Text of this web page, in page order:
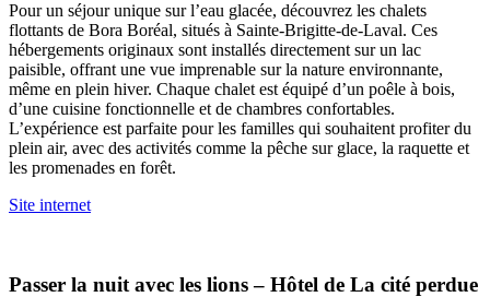
Pour un séjour unique sur l’eau glacée, découvrez les chalets
flottants de Bora Boréal, situés à Sainte-Brigitte-de-Laval. Ces
hébergements originaux sont installés directement sur un lac
paisible, offrant une vue imprenable sur la nature environnante,
même en plein hiver. Chaque chalet est équipé d’un poêle à bois,
d’une cuisine fonctionnelle et de chambres confortables.
L’expérience est parfaite pour les familles qui souhaitent profiter du
plein air, avec des activités comme la pêche sur glace, la raquette et
les promenades en forêt.
Site internet
Passer la nuit avec les lions – Hôtel de La cité perdue